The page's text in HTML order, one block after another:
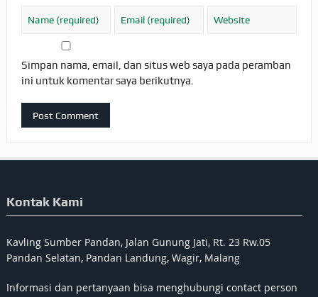
Simpan nama, email, dan situs web saya pada peramban
ini untuk komentar saya berikutnya.
Kontak Kami
Kavling Sumber Pandan, Jalan Gunung Jati, Rt. 23 Rw.05
Pandan Selatan, Pandan Landung, Wagir, Malang
Informasi dan pertanyaan bisa menghubungi contact person